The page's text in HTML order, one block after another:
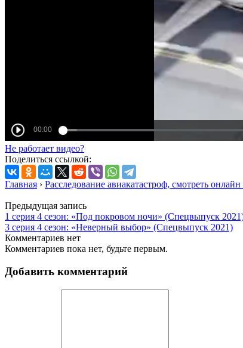
Не работает видео?
Поделиться ссылкой:
Главная › Расследование авиакатастроф, смотреть
Предыдущая запись
1 серия 4 сезон: «Под покровом ночи» (Спецвыпуск
3 серия 4 сезон: «Неверный выбор» (Спецвыпуск 2021)
Комментариев нет
Комментариев пока нет, будьте первым.
Добавить комментарий